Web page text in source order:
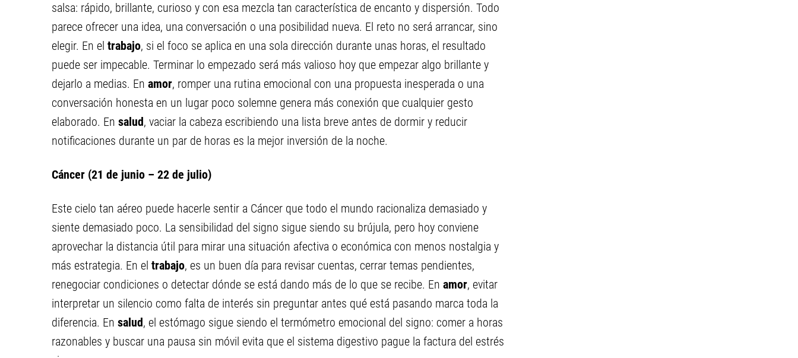
salsa: rápido, brillante, curioso y con esa mezcla tan característica de encanto y dispersión. Todo
parece ofrecer una idea, una conversación o una posibilidad nueva. El reto no será arrancar, sino
elegir. En el trabajo, si el foco se aplica en una sola dirección durante unas horas, el resultado
puede ser impecable. Terminar lo empezado será más valioso hoy que empezar algo brillante y
dejarlo a medias. En amor, romper una rutina emocional con una propuesta inesperada o una
conversación honesta en un lugar poco solemne genera más conexión que cualquier gesto
elaborado. En salud, vaciar la cabeza escribiendo una lista breve antes de dormir y reducir
notificaciones durante un par de horas es la mejor inversión de la noche.
Cáncer (21 de junio – 22 de julio)
Este cielo tan aéreo puede hacerle sentir a Cáncer que todo el mundo racionaliza demasiado y
siente demasiado poco. La sensibilidad del signo sigue siendo su brújula, pero hoy conviene
aprovechar la distancia útil para mirar una situación afectiva o económica con menos nostalgia y
más estrategia. En el trabajo, es un buen día para revisar cuentas, cerrar temas pendientes,
renegociar condiciones o detectar dónde se está dando más de lo que se recibe. En amor, evitar
interpretar un silencio como falta de interés sin preguntar antes qué está pasando marca toda la
diferencia. En salud, el estómago sigue siendo el termómetro emocional del signo: comer a horas
razonables y buscar una pausa sin móvil evita que el sistema digestivo pague la factura del estrés